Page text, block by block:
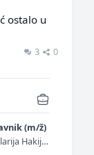
ostalo u
3 0
(m/ž)
Hakija